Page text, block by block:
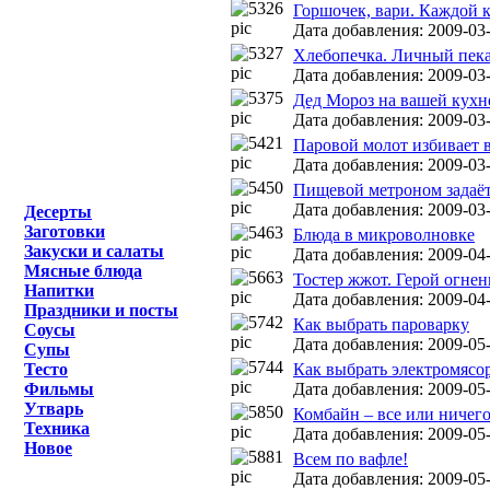
Десерты
Заготовки
Закуски и салаты
Мясные блюда
Напитки
Праздники и посты
Соусы
Супы
Тесто
Фильмы
Утварь
Техника
Новое
Горшочек, вари. Каждой
Дата добавления: 2009-
Хлебопечка. Личный
Дата добавления: 2009-
Дед Мороз на вашей
Дата добавления: 2009-
Паровой молот избивает
Дата добавления: 2009-
Пищевой метроном
Дата добавления: 2009-
Блюда в микроволновке
Дата добавления: 2009-
Тостер жжот. Герой
Дата добавления: 2009-
Как выбрать пароварку
Дата добавления: 2009-
Как выбрать
Дата добавления: 2009-
Комбайн – все или
Дата добавления: 2009-
Всем по вафле!
Дата добавления: 2009-